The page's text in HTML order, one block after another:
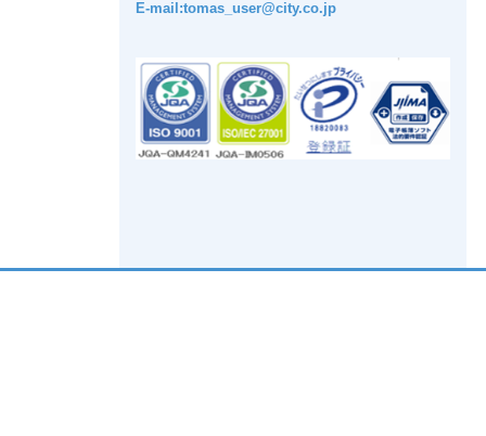
E-mail:tomas_user@city.co.jp